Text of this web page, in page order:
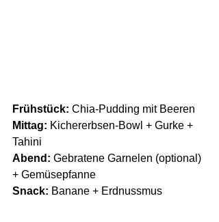
Frühstück: Chia-Pudding mit Beeren
Mittag: Kichererbsen-Bowl + Gurke +
Tahini
Abend: Gebratene Garnelen (optional)
+ Gemüsepfanne
Snack: Banane + Erdnussmus